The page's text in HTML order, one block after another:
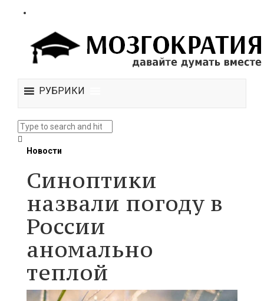
РУБРИКИ
Новости
Синоптики
назвали погоду в
России
аномально
теплой